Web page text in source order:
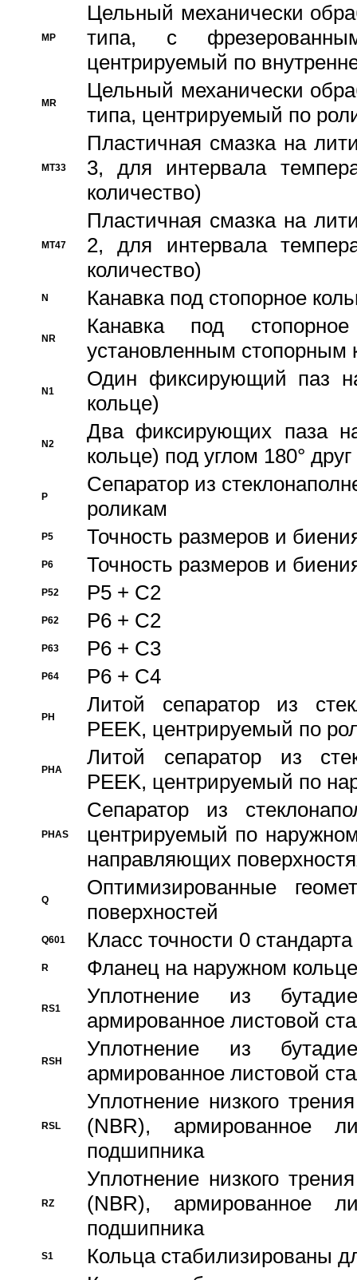
MP
Цельный механически
типа, с
центрируемый по
MR
Цельный механически
типа, центрируемый по
MT33
Пластичная смазка на
3, для интервала
количество)
MT47
Пластичная смазка на
2, для интервала
количество)
N Канавка под стопорное
NR
Канавка под
установленным стопорным
N1
Один фиксирующий паз
кольце)
N2
Два фиксирующих паза
кольце) под углом 180° друг
P
Cепаратор из
роликам
P5 Точность размеров и
P6 Точность размеров и
P52 P5 + C2
P62 P6 + C2
P63 P6 + C3
P64 P6 + C4
PH
Литой сепаратор из
PEEK, центрируемый по
PHA
Литой сепаратор из
PEEK, центрируемый по
PHAS
Сепаратор из
центрируемый по
направляющих
Q
Оптимизированные
поверхностей
Q601 Класс точности 0
R Фланец на наружном кольце
RS1
Уплотнение из
армированное листовой
RSH
Уплотнение из
армированное листовой
RSL
Уплотнение низкого
(NBR), армированное
подшипника
RZ
Уплотнение низкого
(NBR), армированное
подшипника
S1 Кольца стабилизированы